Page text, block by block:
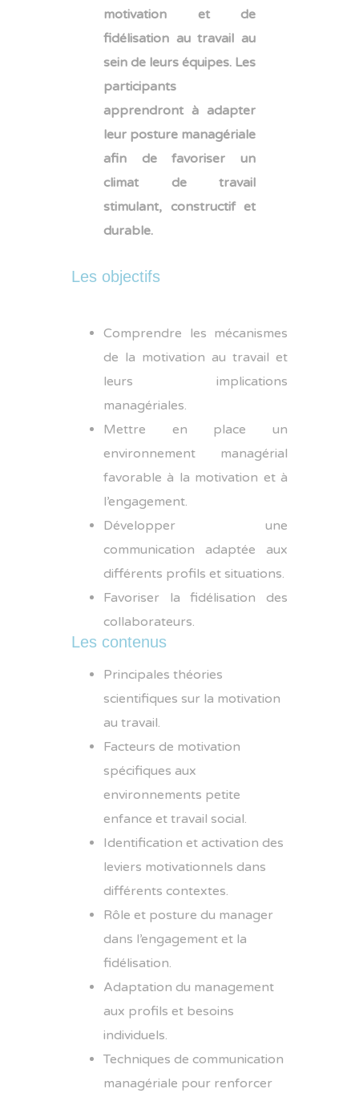
motivation et de
fidélisation au travail au
sein de leurs équipes. Les
participants
apprendront à adapter
leur posture managériale
afin de favoriser un
climat de travail
stimulant, constructif et
durable.
Les objectifs
Comprendre les mécanismes
de la motivation au travail et
leurs implications
managériales.
Mettre en place un
environnement managérial
favorable à la motivation et à
l’engagement.
Développer une
communication adaptée aux
différents profils et situations.
Favoriser la fidélisation des
collaborateurs.
Les contenus
Principales théories
scientifiques sur la motivation
au travail.
Facteurs de motivation
spécifiques aux
environnements petite
enfance et travail social.
Identification et activation des
leviers motivationnels dans
différents contextes.
Rôle et posture du manager
dans l’engagement et la
fidélisation.
Adaptation du management
aux profils et besoins
individuels.
Techniques de communication
managériale pour renforcer